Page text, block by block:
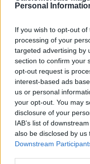
Personal
If you wish to opt-out
processing of your
targeted advertising by
section to confirm your
opt-out request is
interest-based ads
us or personal
your opt-out. You may
disclosure of your
IAB’s list of
also be disclosed by
Downstream
tifoso. Questo gli ha
dell'imprenditore e
le aziende tipiche:
superare i ricavi".
Le metteva paletti
"Assolutamente no. Mi
come due fratelli.
infatti i risultati sono
costi in maniera